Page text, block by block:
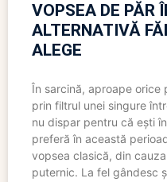
VOPSEA DE PĂR
ALTERNATIVĂ
ALEGE
În sarcină, aproape orice
prin filtrul unei singure
nu dispar pentru că ești
preferă în această
vopsea clasică, din
puternic. La fel gândesc